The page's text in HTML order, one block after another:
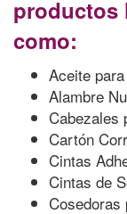
productos
como:
Aceite
Alambre
Cabezales
Cartón
Cintas
Cintas de
Cosedoras